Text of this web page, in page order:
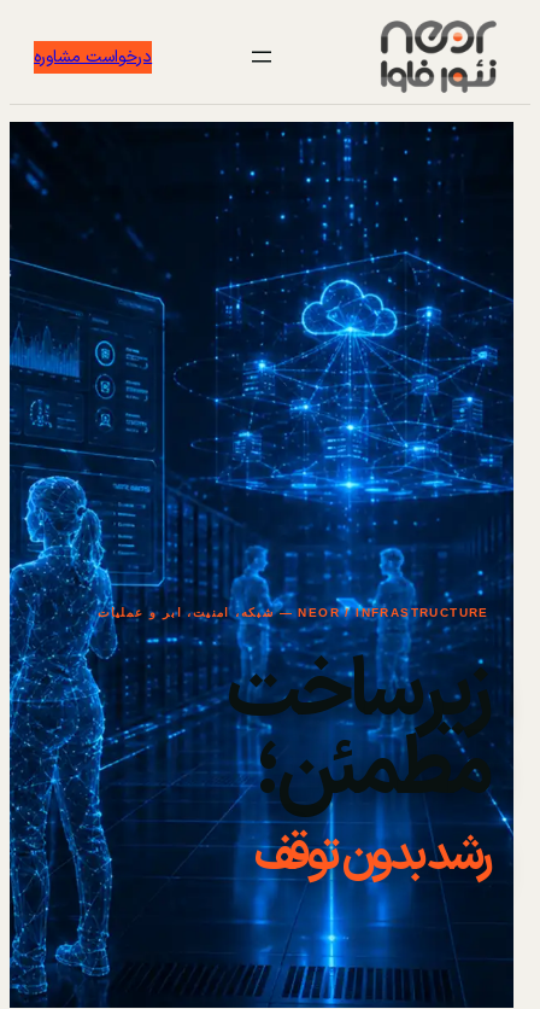
درخواست مشاوره
NEOR / INFRASTRUCTURE — شبکه، امنیت، ابر و عملیات
زیرساخت
مطمئن؛
رشد بدون توقف